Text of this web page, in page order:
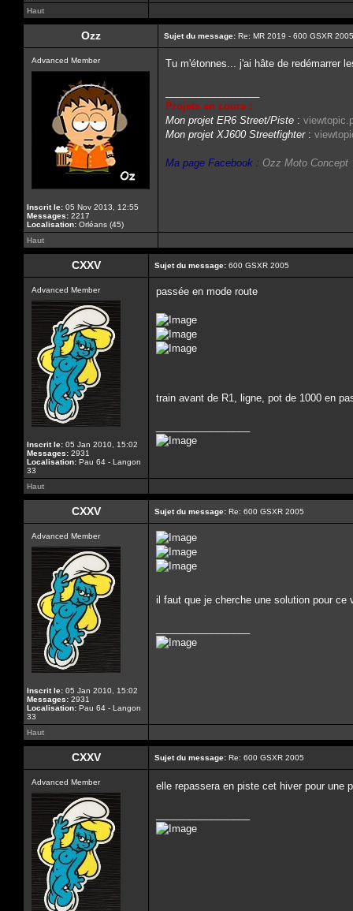
Haut
Ozz Sujet du message: Re: MR 2019 - 600 GSXR
Advanced Member
Inscrit le: 05 Nov 2013, 12:55
Messages: 2217
Localisation: Orléans (45)
Tu m'étonnes... j'ai hâte de redémarrer
Projets en cours :
Mon projet ER6 Street/Piste :
Mon projet XJ600 Streetfighter:
Ma page Facebook : Ozz Moto Concept
Haut
CXXV Sujet du message: 600 GSXR 2005
Advanced Member
Inscrit le: 05 Jan 2010, 15:02
Messages: 2931
Localisation: Pau 64 - Langon
33
passée en mode route
train avant de R1, ligne, pot de 1000 en
Haut
CXXV Sujet du message: Re: 600 GSXR 2005
Advanced Member
Inscrit le: 05 Jan 2010, 15:02
Messages: 2931
Localisation: Pau 64 - Langon
33
il faut que je cherche une solution pour ce
Haut
CXXV Sujet du message: Re: 600 GSXR 2005
Advanced Member elle repassera en piste cet hiver pour une